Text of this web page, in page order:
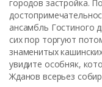
городов застройка.
ансамбль Гостиного
сих пор торгуют
знаменитых
увидите особняк,
Жданов всерьез